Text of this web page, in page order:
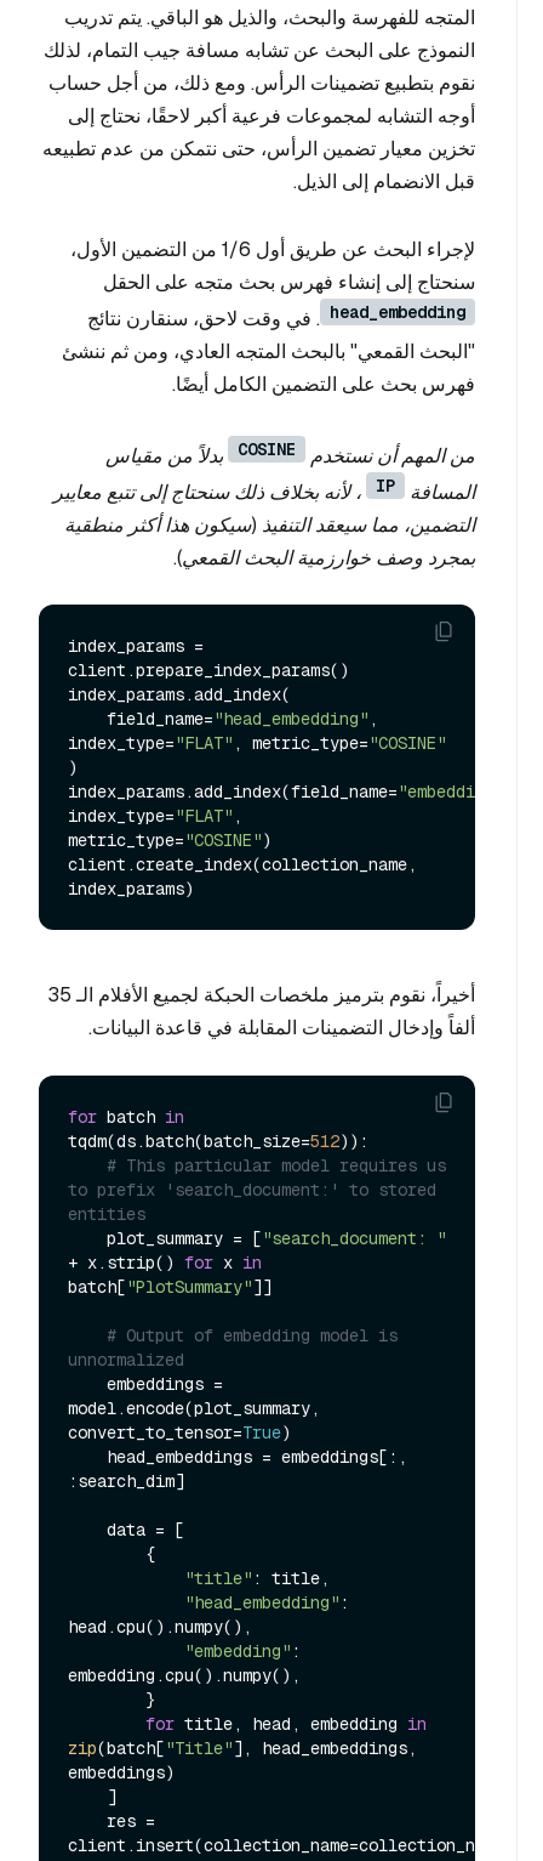
المتجه للفهرسة والبحث، والذيل هو الباقي. يتم تدريب
النموذج على البحث عن تشابه مسافة جيب التمام، لذلك
نقوم بتطبيع تضمينات الرأس. ومع ذلك، من أجل حساب
أوجه التشابه لمجموعات فرعية أكبر لاحقًا، نحتاج إلى
تخزين معيار تضمين الرأس، حتى نتمكن من عدم تطبيعه
قبل الانضمام إلى الذيل.
لإجراء البحث عن طريق أول 1/6 من التضمين الأول،
سنحتاج إلى إنشاء فهرس بحث متجه على الحقل
head_embedding . في وقت لاحق، سنقارن نتائج
"البحث القمعي" بالبحث المتجه العادي، ومن ثم ننشئ
فهرس بحث على التضمين الكامل أيضًا.
من المهم أن نستخدم COSINE
بدلاً من مقياس
المسافة
IP
، لأنه بخلاف ذلك سنحتاج إلى تتبع معايير
التضمين، مما سيعقد التنفيذ (سيكون هذا أكثر منطقية
بمجرد وصف خوارزمية البحث القمعي).
index_params =
client.prepare_index_params()
index_params.add_index(
    field_name=
"head_embedding" ,
index_type="FLAT" , metric_type="COSINE"
)
index_params.add_index(field_name="embedding"
index_type="FLAT" ,
metric_type="COSINE")
client.create_index(collection_name,
أخيراً، نقوم بترميز ملخصات الحبكة لجميع الأفلام الـ 35
ألفاً وإدخال التضمينات المقابلة في قاعدة البيانات.
for batch in
tqdm(ds.batch(batch_size=512)):
# This particular model requires us
to prefix 'search_document:' to stored
entities
    plot_summary = [
"search_document: "
+ x.strip() for x in
batch["PlotSummary"]]
# Output of embedding model is
unnormalized
model.encode(plot_summary,
convert_to_tensor=True)
:search_dim]
"title" : title,
"head_embedding" :
head.cpu().numpy(),
"embedding" :
embedding.cpu().numpy(),
for title, head, embedding in
zip(batch["Title"], head_embeddings,
embeddings)
client.insert(collection_name=collection_name,